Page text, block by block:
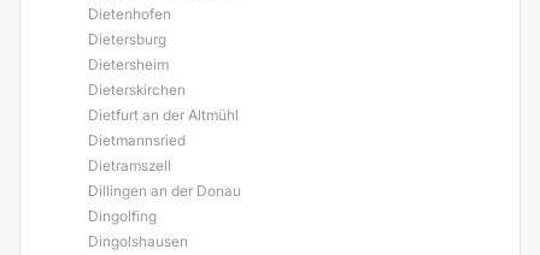
Dietenhofen
Dietersburg
Dietersheim
Dieterskirchen
Dietfurt an der Altmühl
Dietmannsried
Dietramszell
Dillingen an der Donau
Dingolfing
Dingolshausen